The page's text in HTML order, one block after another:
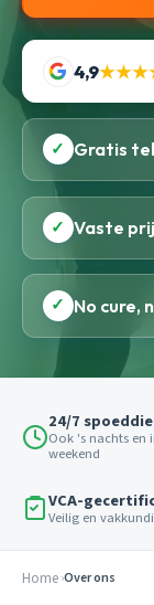
4,9
✓ Gratis
✓ Vaste
✓ No cure,
24/7
Ook 's nachts en
weekend
VCA-
Veilig en
Home Over ons